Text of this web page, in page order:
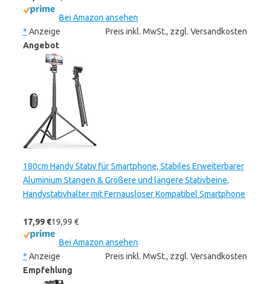
Bei Amazon ansehen
* Anzeige
Preis inkl. MwSt., zzgl. Versandkosten
Angebot
180cm Handy Stativ für Smartphone, Stabiles Erweiterbarer
Aluminium Stangen & Größere und längere Stativbeine,
Handystativhalter mit Fernauslöser Kompatibel Smartphone
17,99 €19,99 €
Bei Amazon ansehen
* Anzeige
Preis inkl. MwSt., zzgl. Versandkosten
Empfehlung